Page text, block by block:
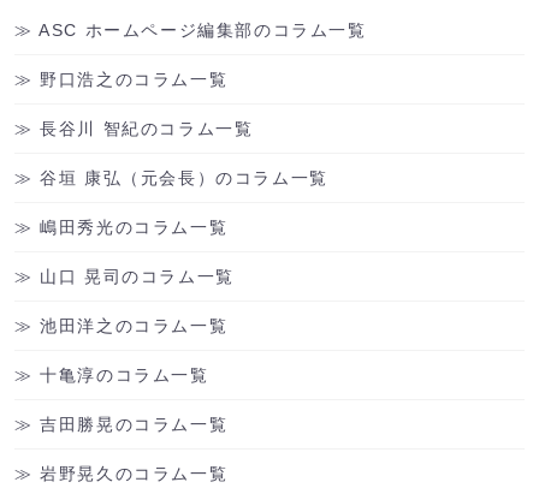
ASC ホームページ編集部のコラム一覧
野口浩之のコラム一覧
長谷川 智紀のコラム一覧
谷垣 康弘（元会長）のコラム一覧
嶋田秀光のコラム一覧
山口 晃司のコラム一覧
池田洋之のコラム一覧
十亀淳のコラム一覧
吉田勝晃のコラム一覧
岩野晃久のコラム一覧